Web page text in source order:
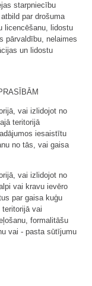
starpniecību
par drošuma
licencēšanu, lidostu
pārvaldību, nelaimes
un lidostu
vai izlidojot no
teritorijā
iesaistītu
no tās, vai gaisa
vai izlidojot no
vai kravu ievēro
par gaisa kuģu
vai
formalitāšu
vai - pasta sūtījumu